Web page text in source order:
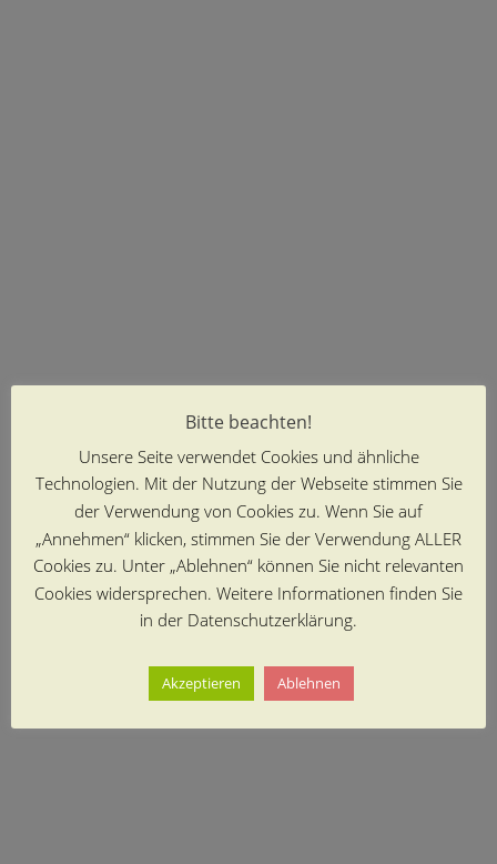
Bitte beachten!
Unsere Seite verwendet Cookies und ähnliche
Technologien. Mit der Nutzung der Webseite stimmen Sie
der Verwendung von Cookies zu. Wenn Sie auf
„Annehmen“ klicken, stimmen Sie der Verwendung ALLER
Cookies zu. Unter „Ablehnen“ können Sie nicht relevanten
Cookies widersprechen. Weitere Informationen finden Sie
in der Datenschutzerklärung.
Akzeptieren Ablehnen